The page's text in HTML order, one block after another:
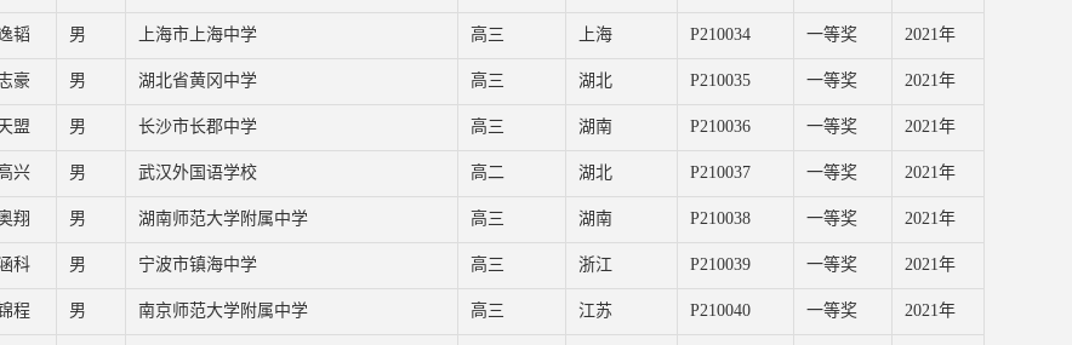
韬 男 上海市上海中学 高三 上海 P210034 一等奖 2021年
豪 男 湖北省黄冈中学 高三 湖北 P210035 一等奖 2021年
盟 男 长沙市长郡中学 高三 湖南 P210036 一等奖 2021年
兴 男 武汉外国语学校 高二 湖北 P210037 一等奖 2021年
翔 男 湖南师范大学附属中学 高三 湖南 P210038 一等奖 2021年
科 男 宁波市镇海中学 高三 浙江 P210039 一等奖 2021年
程 男 南京师范大学附属中学 高三 江苏 P210040 一等奖 2021年